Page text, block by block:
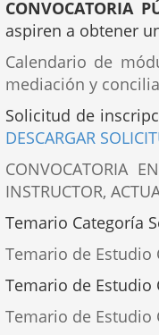
CONVOCATORIA
aspiren a obtener
Calendario de
mediación y
Solicitud de
DESCARGAR
CONVOCATORIA
INSTRUCTOR,
Temario Categoría
Temario de
Temario de Estudio
Temario de Estudio